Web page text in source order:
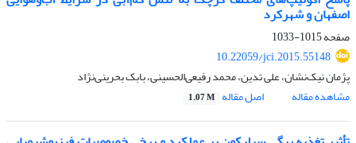
اصفهان و شهرکرد
صفحه1015-1033
10.22059/jci.2015.55148
پژمان نیک‌نشان، علی تدین، محمد رفیعی‌الحسینی، بابک بحرینی‌نژاد
مشاهده مقاله
اصل مقاله 1.07 M